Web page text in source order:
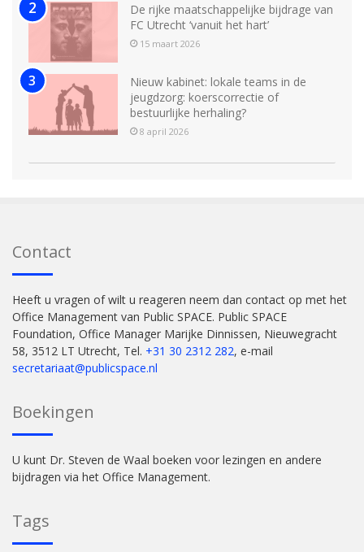
De rijke maatschappelijke bijdrage van
FC Utrecht ‘vanuit het hart’
15 maart 2026
Nieuw kabinet: lokale teams in de
jeugdzorg: koerscorrectie of
bestuurlijke herhaling?
8 april 2026
Contact
Heeft u vragen of wilt u reageren neem dan contact op met het
Office Management van Public SPACE. Public SPACE
Foundation, Office Manager Marijke Dinnissen, Nieuwegracht
58, 3512 LT Utrecht, Tel. +31 30 2312 282, e-mail
secretariaat@publicspace.nl
Boekingen
U kunt Dr. Steven de Waal boeken voor lezingen en andere
bijdragen via het Office Management.
Tags